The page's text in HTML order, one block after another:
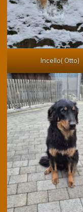
Incello( Otto)